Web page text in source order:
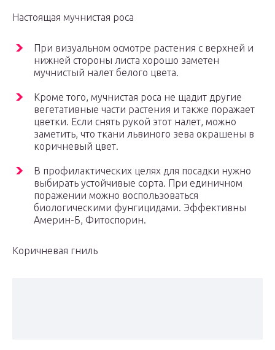
Настоящая мучнистая роса
При визуальном осмотре растения с верхней и
нижней стороны листа хорошо заметен
мучнистый налет белого цвета.
Кроме того, мучнистая роса не щадит другие
вегетативные части растения и также поражает
цветки. Если снять рукой этот налет, можно
заметить, что ткани львиного зева окрашены в
коричневый цвет.
В профилактических целях для посадки нужно
выбирать устойчивые сорта. При единичном
поражении можно воспользоваться
биологическими фунгицидами. Эффективны
Америн-Б, Фитоспорин.
Коричневая гниль